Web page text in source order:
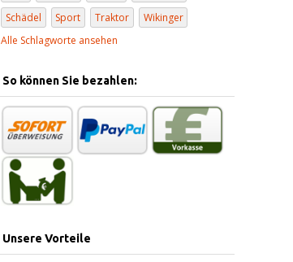
Schädel
Sport Traktor
Wikinger
Alle Schlagworte ansehen
So können Sie bezahlen:
Unsere Vorteile